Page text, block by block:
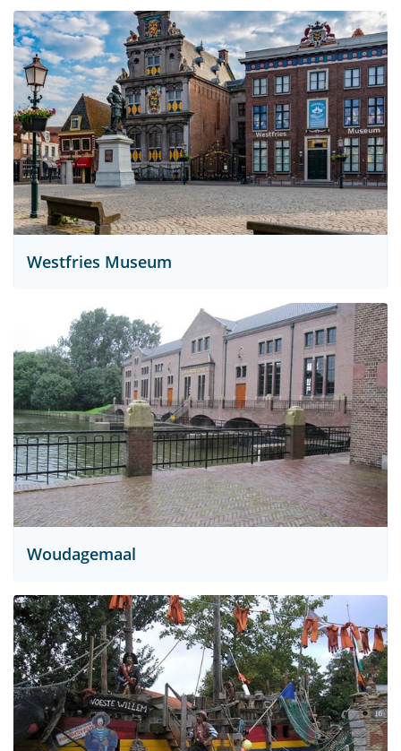
Westfries Museum
Woudagemaal